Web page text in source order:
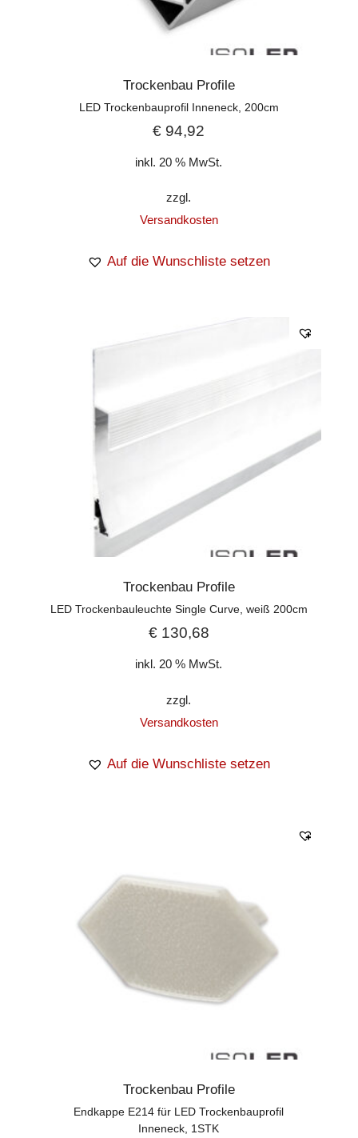
Trockenbau Profile
LED Trockenbauprofil Inneneck, 200cm
€ 94,92
inkl. 20 % MwSt.
zzgl.
Versandkosten
Auf die Wunschliste setzen
Trockenbau Profile
LED Trockenbauleuchte Single Curve, weiß 200cm
€130,68
inkl. 20 % MwSt.
zzgl.
Versandkosten
Auf die Wunschliste setzen
Trockenbau Profile
Endkappe E214 für LED Trockenbauprofil
Inneneck, 1STK